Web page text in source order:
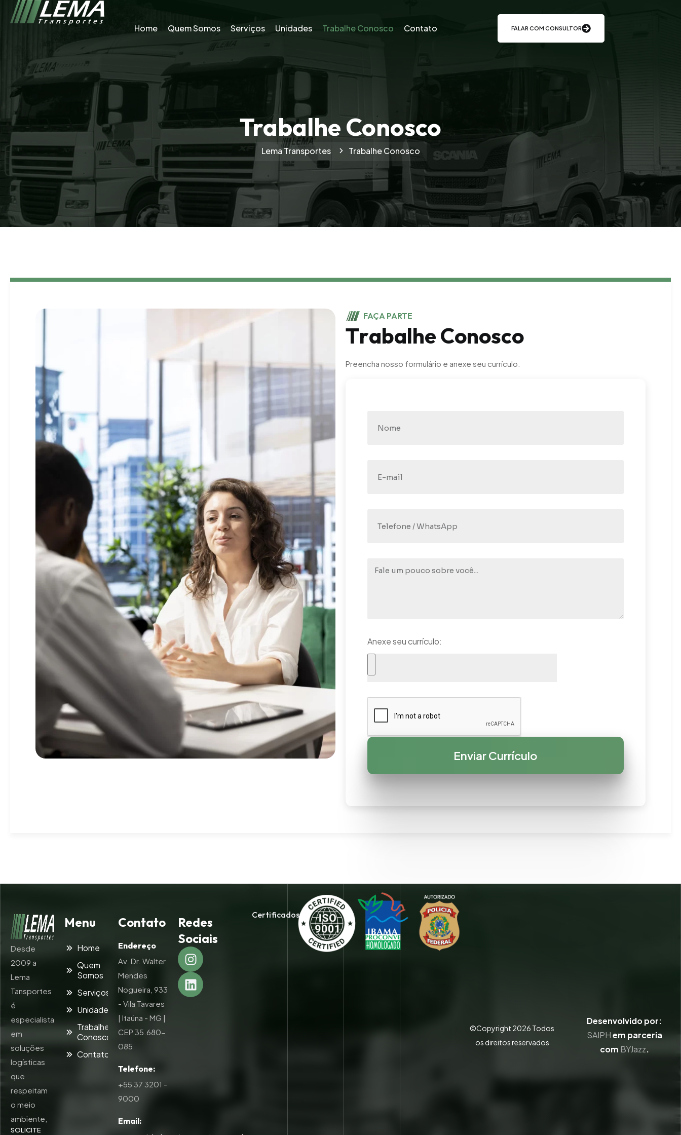
Home Quem Somos Serviços Unidades Trabalhe Conosco Contato FALAR COM CONSULTOR
Trabalhe Conosco
Lema Transportes Trabalhe Conosco
FAÇA PARTE
TrabalheConosco
Preencha nosso formulário e anexe seu currículo.
Anexe seu currículo:
Enviar Currículo
Desde
2009 a
Lema
Tansportes
é
especialista
em
soluções
logísticas
que
respeitam
o meio
ambiente,
SOLICITE
Menu
Home
Quem
Somos
Serviços
Unidades
Trabalhe
Conosco
Contato
Contato
Endereço
Av. Dr. Walter
Mendes
Nogueira, 933
- Vila Tavares
| Itaúna - MG |
CEP 35.680-
085
Telefone:
+55 37 3201 -
9000
Email:
Redes
Sociais
Certificados:
©Copyright 2026 Todos
os direitos reservados
Desenvolvido por:
SAIPHem parceria
com BYJazz.